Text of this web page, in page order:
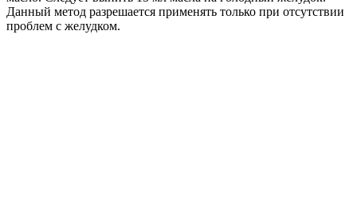
Данный метод разрешается применять только при отсутствии
проблем с желудком.